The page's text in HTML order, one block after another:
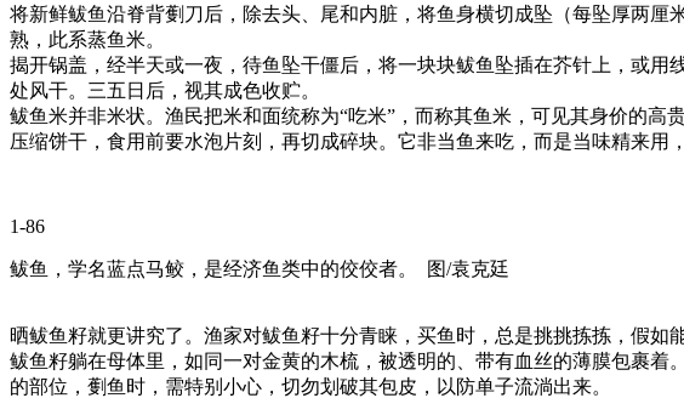
将新鲜鲅鱼沿脊背劐刀后，除去头、尾和内脏，将鱼身横切成坠（每坠厚两
熟，此系蒸鱼米。
揭开锅盖，经半天或一夜，待鱼坠干僵后，将一块块鲅鱼坠插在芥针上，或
处风干。三五日后，视其成色收贮。
鲅鱼米并非米状。渔民把米和面统称为“吃米”，而称其鱼米，可见其身价的
压缩饼干，食用前要水泡片刻，再切成碎块。它非当鱼来吃，而是当味精来用
1-86
鲅鱼，学名蓝点马鲛，是经济鱼类中的佼佼者。 图/袁克廷
晒鲅鱼籽就更讲究了。渔家对鲅鱼籽十分青睐，买鱼时，总是挑挑拣拣，假如
鲅鱼籽躺在母体里，如同一对金黄的木梳，被透明的、带有血丝的薄膜包裹
的部位，劐鱼时，需特别小心，切勿划破其包皮，以防单子流淌出来。